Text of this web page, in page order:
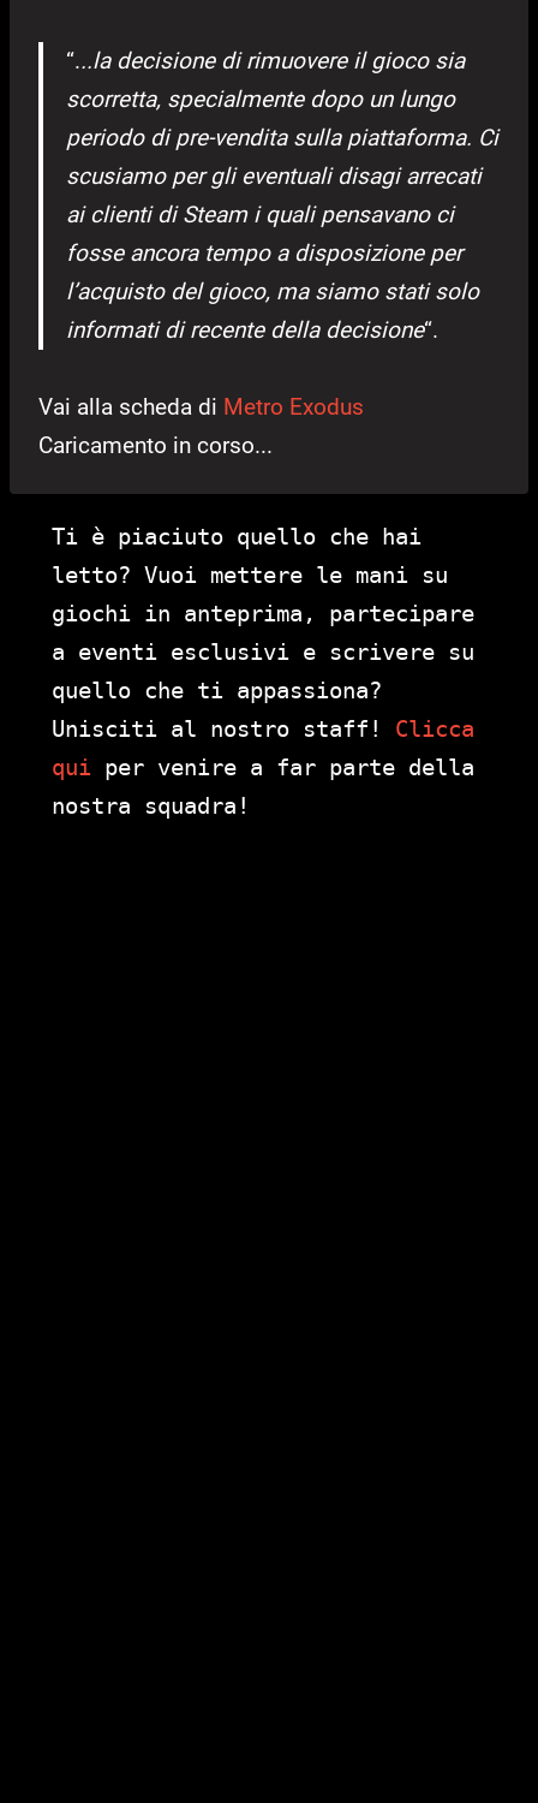
“...la decisione di rimuovere il gioco sia
scorretta, specialmente dopo un lungo
periodo di pre-vendita sulla piattaforma. Ci
scusiamo per gli eventuali disagi arrecati
ai clienti di Steam i quali pensavano ci
fosse ancora tempo a disposizione per
l’acquisto del gioco, ma siamo stati solo
informati di recente della decisione“.
Vai alla scheda di Metro Exodus
Caricamento in corso...
Ti è piaciuto quello che hai
letto? Vuoi mettere le mani su
giochi in anteprima, partecipare
a eventi esclusivi e scrivere su
quello che ti appassiona?
Unisciti al nostro staff! Clicca
qui per venire a far parte della
nostra squadra!